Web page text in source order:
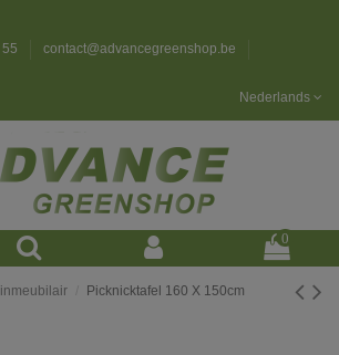
contact@advancegreenshop.be
Nederlands
0
Picknicktafel 160 X 150cm